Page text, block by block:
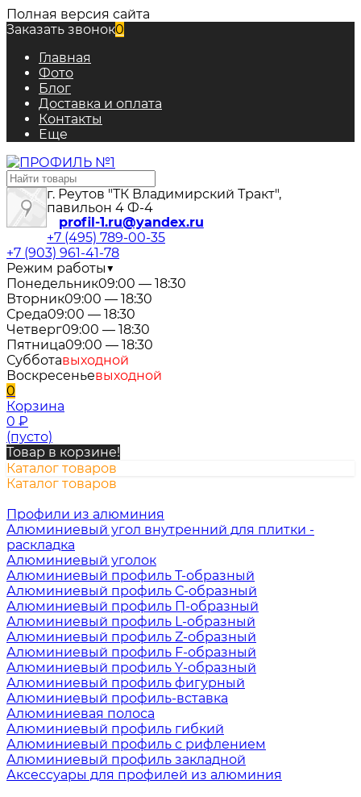
Полная версия сайта
Заказать звонок0
Главная
Фото
Блог
Доставка и оплата
Контакты
Еще
г. Реутов "ТК Владимирский Тракт",
павильон 4 Ф-4
profil-1.ru@yandex.ru
+7 (495) 789-00-35
+7 (903) 961-41-78
Режим работы▼
Понедельник09:00 — 18:30
Вторник09:00 — 18:30
Среда09:00 — 18:30
Четверг09:00 — 18:30
Пятница09:00 — 18:30
Субботавыходной
Воскресеньевыходной
0
Корзина
0 ₽
(пусто)
Товар в корзине!
Каталог товаров
Каталог товаров
Профили из алюминия
Алюминиевый угол внутренний для плитки -
раскладка
Алюминиевый уголок
Алюминиевый профиль Т-образный
Алюминиевый профиль С-образный
Алюминиевый профиль П-образный
Алюминиевый профиль L-образный
Алюминиевый профиль Z-образный
Алюминиевый профиль F-образный
Алюминиевый профиль Y-образный
Алюминиевый профиль фигурный
Алюминиевый профиль-вставка
Алюминиевая полоса
Алюминиевый профиль гибкий
Алюминиевый профиль с рифлением
Алюминиевый профиль закладной
Аксессуары для профилей из алюминия